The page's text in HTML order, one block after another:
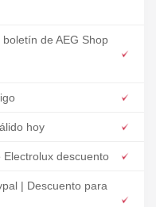
de AEG Shop
hoy
descuento
| Descuento para